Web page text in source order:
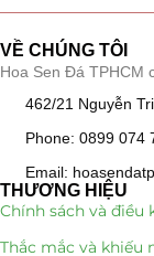
VỀ CHÚNG TÔI
Hoa Sen Đá TPHCM
462/21 Nguyễn
Phone: 0899 074
Email:
THƯƠNG HIỆU
Chính sách và điều
Thắc mắc và khiếu